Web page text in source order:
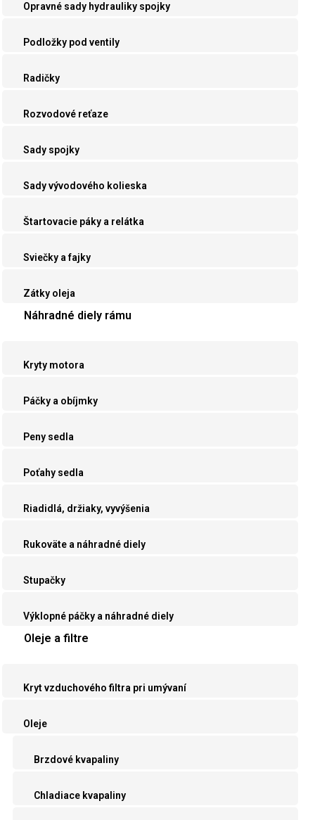
Opravné sady hydrauliky spojky
Podložky pod ventily
Radičky
Rozvodové reťaze
Sady spojky
Sady vývodového kolieska
Štartovacie páky a relátka
Sviečky a fajky
Zátky oleja
Náhradné diely rámu
Kryty motora
Páčky a obíjmky
Peny sedla
Poťahy sedla
Riadidlá, držiaky, vyvýšenia
Rukoväte a náhradné diely
Stupačky
Výklopné páčky a náhradné diely
Oleje a filtre
Kryt vzduchového filtra pri umývaní
Oleje
Brzdové kvapaliny
Chladiace kvapaliny